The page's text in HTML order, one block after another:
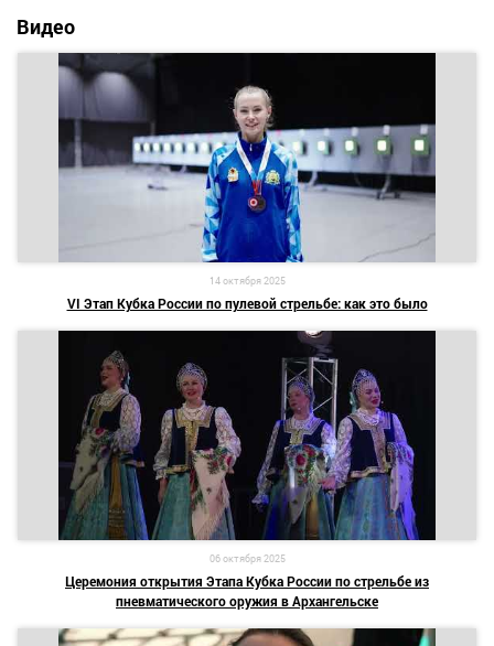
Видео
14 октября 2025
VI Этап Кубка России по пулевой стрельбе: как это было
06 октября 2025
Церемония открытия Этапа Кубка России по стрельбе из
пневматического оружия в Архангельске